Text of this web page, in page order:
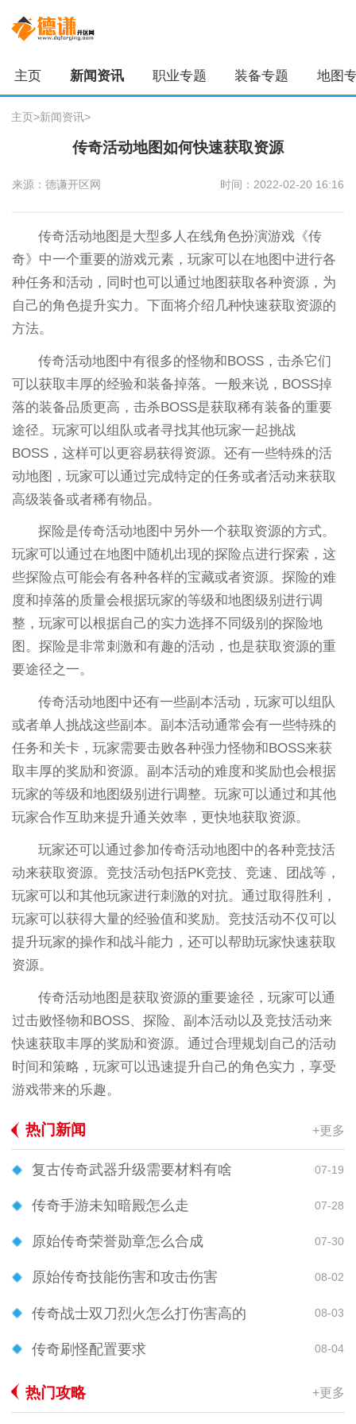
主页 新闻资讯 职业专题 装备专题 地图
主页>新闻资讯>
传奇活动地图如何快速获取资源
来源：德谦开区网 时间：2022-02-20 16:16
传奇活动地图是大型多人在线角色扮演游戏《传
奇》中一个重要的游戏元素，玩家可以在地图中进行各
种任务和活动，同时也可以通过地图获取各种资源，为
自己的角色提升实力。下面将介绍几种快速获取资源的
方法。
传奇活动地图中有很多的怪物和BOSS，击杀它们
可以获取丰厚的经验和装备掉落。一般来说，BOSS掉
落的装备品质更高，击杀BOSS是获取稀有装备的重要
途径。玩家可以组队或者寻找其他玩家一起挑战
BOSS，这样可以更容易获得资源。还有一些特殊的活
动地图，玩家可以通过完成特定的任务或者活动来获取
高级装备或者稀有物品。
探险是传奇活动地图中另外一个获取资源的方式。
玩家可以通过在地图中随机出现的探险点进行探索，这
些探险点可能会有各种各样的宝藏或者资源。探险的难
度和掉落的质量会根据玩家的等级和地图级别进行调
整，玩家可以根据自己的实力选择不同级别的探险地
图。探险是非常刺激和有趣的活动，也是获取资源的重
要途径之一。
传奇活动地图中还有一些副本活动，玩家可以组队
或者单人挑战这些副本。副本活动通常会有一些特殊的
任务和关卡，玩家需要击败各种强力怪物和BOSS来获
取丰厚的奖励和资源。副本活动的难度和奖励也会根据
玩家的等级和地图级别进行调整。玩家可以通过和其他
玩家合作互助来提升通关效率，更快地获取资源。
玩家还可以通过参加传奇活动地图中的各种竞技活
动来获取资源。竞技活动包括PK竞技、竞速、团战等，
玩家可以和其他玩家进行刺激的对抗。通过取得胜利，
玩家可以获得大量的经验值和奖励。竞技活动不仅可以
提升玩家的操作和战斗能力，还可以帮助玩家快速获取
资源。
传奇活动地图是获取资源的重要途径，玩家可以通
过击败怪物和BOSS、探险、副本活动以及竞技活动来
快速获取丰厚的奖励和资源。通过合理规划自己的活动
时间和策略，玩家可以迅速提升自己的角色实力，享受
游戏带来的乐趣。
热门新闻 +更多
复古传奇武器升级需要材料有啥 07-19
传奇手游未知暗殿怎么走 07-28
原始传奇荣誉勋章怎么合成 07-30
原始传奇技能伤害和攻击伤害 08-02
传奇战士双刀烈火怎么打伤害高的 08-03
传奇刷怪配置要求 08-04
热门攻略 +更多